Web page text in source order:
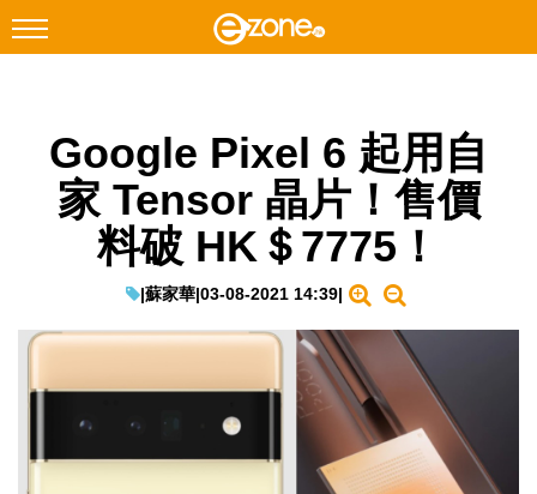
Facebook Instagram
科技焦點
教學評測
IT Times
Google Pixel 6 起用自
家 Tensor 晶片！售價
料破 HK＄7775！
|蘇家華|03-08-2021 14:39|